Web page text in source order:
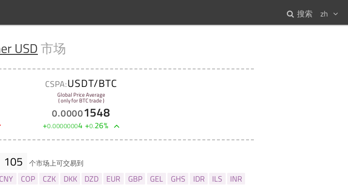
zh
搜索
USD市场
CSPA:USDT/BTC
Global Price Average
( only for BTC trade )
0.00001548
+0.00000004 +0.26%
105 个市场上可交易到
CNY COP CZK DKK DZD EUR GBP GEL GHS IDR ILS
INR